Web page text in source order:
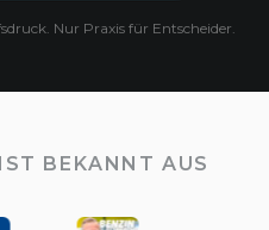
Nur Praxis für Entscheider.
BEKANNT AUS